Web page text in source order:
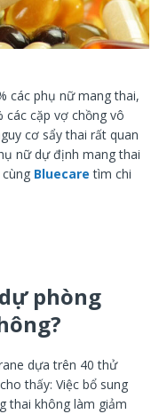
các phụ nữ mang thai,
các cặp vợ chồng vô
cơ sẩy thai rất quan
nữ dự định mang thai
Bluecare tìm chi
phòng
dựa trên 40 thử
thấy: Việc bổ sung
thai không làm giảm